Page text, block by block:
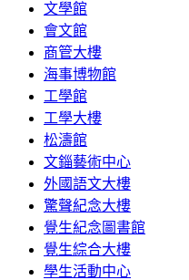
文學館
會文館
商管大樓
海事博物館
工學館
工學大樓
松濤館
文錙藝術中心
外國語文大樓
驚聲紀念大樓
覺生紀念圖書館
覺生綜合大樓
學生活動中心